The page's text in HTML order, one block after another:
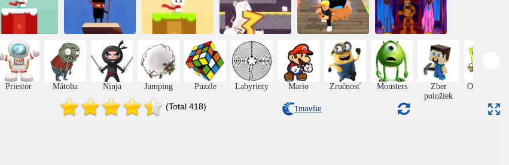
Inca:
Dobrodružstvo
Zimné
dobrodružstvo
Bloumen Random rytier Ninja Ranmaru Statočný rytier
Vianočné
pohoda: snehové
gule
Bonkers na tyči Sneh svet 3 myši
Robbie:
Očakávajte svoj
meč
Huggy Waggy
zachráni Kissy
Missy
Priestor Mátoha Ninja Jumping Puzzle Labyrinty Mario Zručnosť Monsters
Zber
položiek
Online hry
(Total 418) Tmavšie